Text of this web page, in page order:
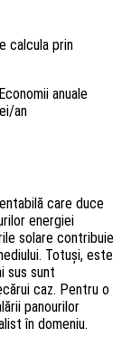
calcula prin
anuale
an
care duce
energiei
solare contribuie
Totuși, este
sus sunt
caz. Pentru o
panourilor
în domeniu.